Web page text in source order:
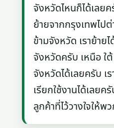
จังหวัดไหนก็ได้เลย
ย้ายจากกรุงเทพไป
ข้ามจังหวัด เราย้าย
จังหวัดครับ เหนือ ใ
จังหวัดได้เลยครับ เ
เรียกใช้งานได้เล
ลูกค้าที่ไว้วางใจให้พ